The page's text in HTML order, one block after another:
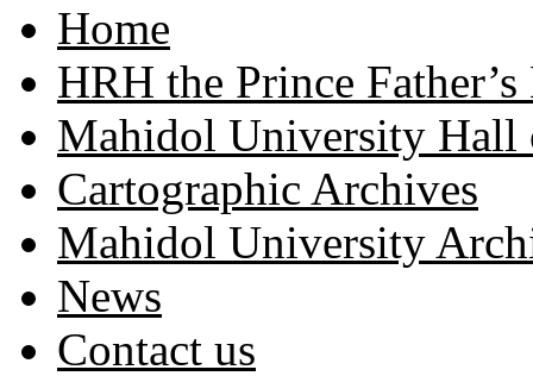
Home
HRH the Prince
Mahidol University Hall
Cartographic Archives
Mahidol University
News
Contact us